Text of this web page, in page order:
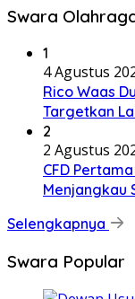
Swara
1
4 Agustus
Rico Waas
Targetkan
2
2 Agustus
CFD
Menjangkau
Selengkapnya
Swara Popular